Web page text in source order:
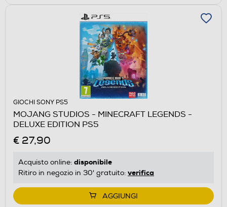
GIOCHI SONY PS5
MOJANG STUDIOS - MINECRAFT LEGENDS -
DELUXE EDITION PS5
€ 27,90
Acquisto online: disponibile
Ritiro in negozio in 30' gratuito: verifica
AGGIUNGI